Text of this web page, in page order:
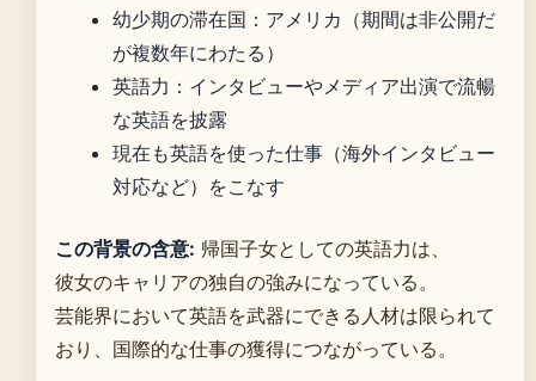
幼少期の滞在国：アメリカ（期間は非公開だ
が複数年にわたる）
英語力：インタビューやメディア出演で流暢
な英語を披露
現在も英語を使った仕事（海外インタビュー
対応など）をこなす
この背景の含意: 帰国子女としての英語力は、
彼女のキャリアの独自の強みになっている。
芸能界において英語を武器にできる人材は限られて
おり、国際的な仕事の獲得につながっている。